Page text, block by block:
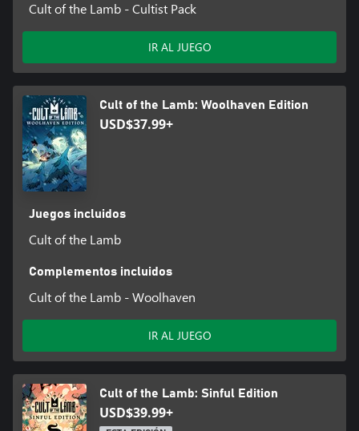
Cult of the Lamb - Cultist Pack
IR AL JUEGO
Cult of the Lamb: Woolhaven Edition
USD$37.99+
Juegos incluidos
Cult of the Lamb
Complementos incluidos
Cult of the Lamb - Woolhaven
IR AL JUEGO
Cult of the Lamb: Sinful Edition
USD$39.99+